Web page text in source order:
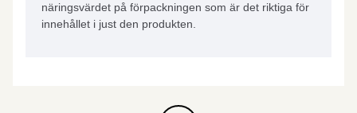
näringsvärdet på förpackningen som är det riktiga för
innehållet i just den produkten.